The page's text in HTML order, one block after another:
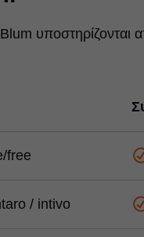
υποστηρίζονται
free
/ intivo